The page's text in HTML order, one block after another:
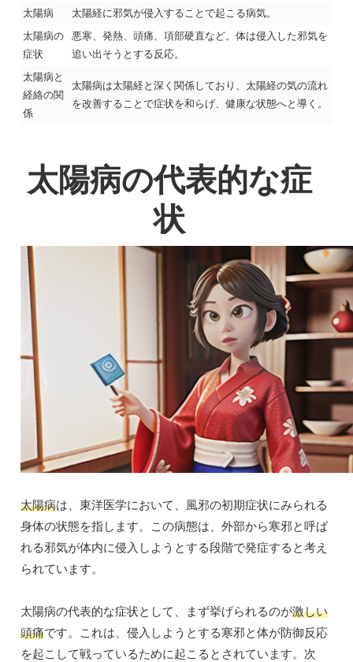
太陽病
太陽経に邪気が侵入することで起こる病気。
太陽病の
症状
悪寒、発熱、頭痛、項部硬直など。体は侵入した邪気を
追い出そうとする反応。
太陽病と
経絡の関
係
太陽病は太陽経と深く関係しており、太陽経の気の流れ
を改善することで症状を和らげ、健康な状態へと導く。
太陽病の代表的な症
状
太陽病は、東洋医学において、風邪の初期症状にみられる
身体の状態を指します。この病態は、外部から寒邪と呼ば
れる邪気が体内に侵入しようとする段階で発症すると考え
られています。
太陽病の代表的な症状として、まず挙げられるのが激しい
頭痛です。これは、侵入しようとする寒邪と体が防御反応
を起こして戦っているために起こるとされています。次